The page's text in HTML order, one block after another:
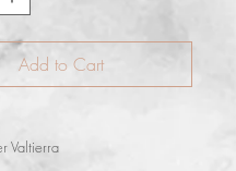
Add to Cart
Valtierra